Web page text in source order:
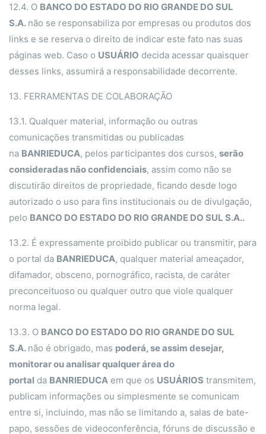
12.4. O BANCO DO ESTADO DO RIO GRANDE DO SUL
S.A. não se responsabiliza por empresas ou produtos dos
links e se reserva o direito de indicar este fato nas suas
páginas web. Caso o USUÁRIO decida acessar quaisquer
desses links, assumirá a responsabilidade decorrente.
13. FERRAMENTAS DE COLABORAÇÃO
13.1. Qualquer material, informação ou outras
comunicações transmitidas ou publicadas
na BANRIEDUCA, pelos participantes dos cursos, serão
consideradas não confidenciais, assim como não se
discutirão direitos de propriedade, ficando desde logo
autorizado o uso para fins institucionais ou de divulgação,
pelo BANCO DO ESTADO DO RIO GRANDE DO SUL S.A..
13.2. É expressamente proibido publicar ou transmitir, para
o portal da BANRIEDUCA, qualquer material ameaçador,
difamador, obsceno, pornográfico, racista, de caráter
preconceituoso ou qualquer outro que viole qualquer
norma legal.
13.3. O BANCO DO ESTADO DO RIO GRANDE DO SUL
S.A. não é obrigado, mas poderá, se assim desejar,
monitorar ou analisar qualquer área do
portal da BANRIEDUCA em que os USUÁRIOS transmitem,
publicam informações ou simplesmente se comunicam
entre si, incluindo, mas não se limitando a, salas de bate-
papo, sessões de videoconferência, fóruns de discussão e